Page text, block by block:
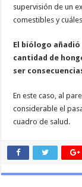
supervisión de un
comestibles y
El biólogo añadió
cantidad de
ser
En este caso, al
considerable el
cuadro de salud.